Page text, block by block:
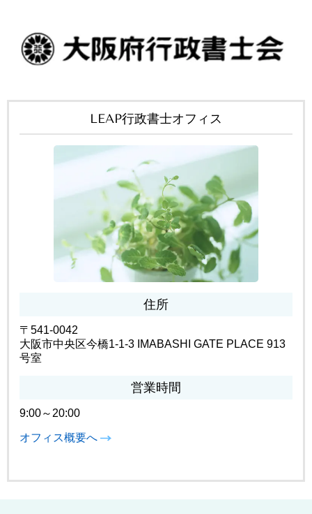
LEAP行政書士オフィス
住所
〒541-0042
大阪市中央区今橋1-1-3 IMABASHI GATE PLACE 913
号室
営業時間
9:00～20:00
オフィス概要へ